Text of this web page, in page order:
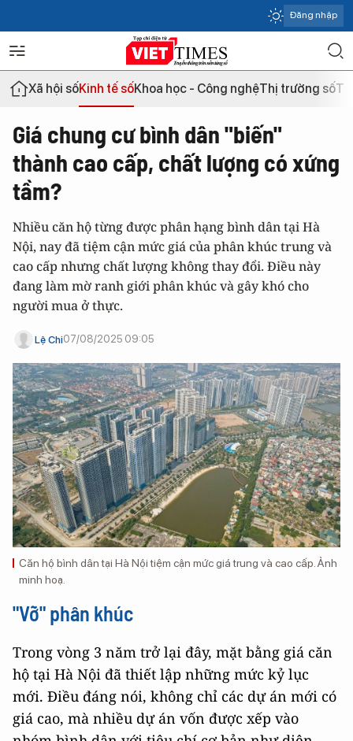
Đăng nhập
Xã hội sốKinh tế sốKhoa học - Công nghệThị trường số
Giá chung cư bình dân "biến"
thành cao cấp, chất lượng có xứng
tầm?
Nhiều căn hộ từng được phân hạng bình dân tại Hà
Nội, nay đã tiệm cận mức giá của phân khúc trung và
cao cấp nhưng chất lượng không thay đổi. Điều này
đang làm mờ ranh giới phân khúc và gây khó cho
người mua ở thực.
Lệ Chi07/08/2025 09:05
Căn hộ bình dân tại Hà Nội tiệm cận mức giá trung và cao cấp. Ảnh
minh hoạ.
"Vỡ" phân khúc
Trong vòng 3 năm trở lại đây, mặt bằng giá căn
hộ tại Hà Nội đã thiết lập những mức kỷ lục
mới. Điều đáng nói, không chỉ các dự án mới có
giá cao, mà nhiều dự án vốn được xếp vào